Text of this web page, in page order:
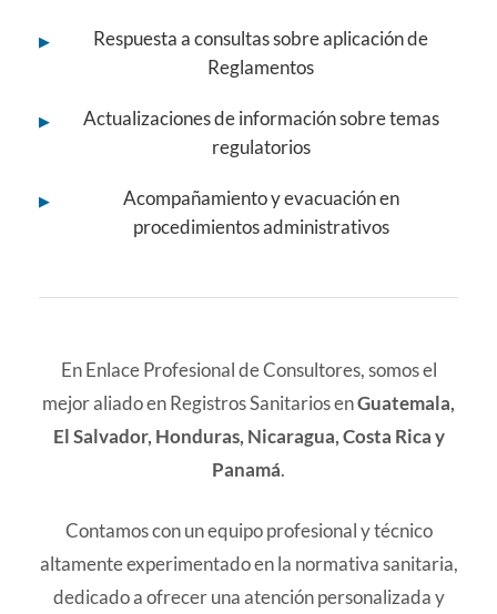
▶
Respuesta a consultas sobre aplicación de
Reglamentos
▶
Actualizaciones de información sobre temas
regulatorios
▶
Acompañamiento y evacuación en
procedimientos administrativos
En Enlace Profesional de Consultores, somos el
mejor aliado en Registros Sanitarios enGuatemala,
El Salvador, Honduras, Nicaragua, Costa Rica y
Panamá.
Contamos con un equipo profesional y técnico
altamente experimentado en la normativa sanitaria,
dedicado a ofrecer una atención personalizada y